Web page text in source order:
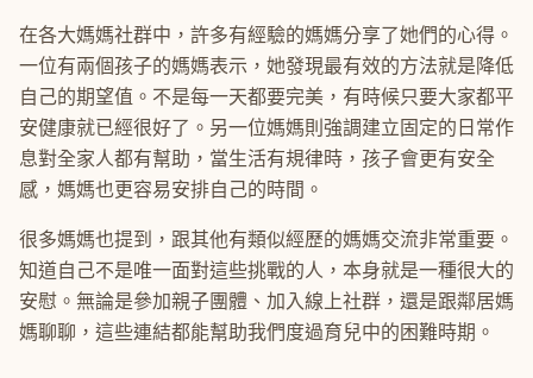
在各大媽媽社群中，許多有經驗的媽媽分享了她們的心得。
一位有兩個孩子的媽媽表示，她發現最有效的方法就是降低
自己的期望值。不是每一天都要完美，有時候只要大家都平
安健康就已經很好了。另一位媽媽則強調建立固定的日常作
息對全家人都有幫助，當生活有規律時，孩子會更有安全
感，媽媽也更容易安排自己的時間。
很多媽媽也提到，跟其他有類似經歷的媽媽交流非常重要。
知道自己不是唯一面對這些挑戰的人，本身就是一種很大的
安慰。無論是參加親子團體、加入線上社群，還是跟鄰居媽
媽聊聊，這些連結都能幫助我們度過育兒中的困難時期。